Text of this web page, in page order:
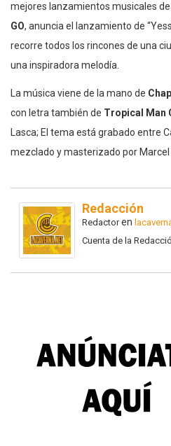
mejores lanzamientos musicales
GO, anuncia el lanzamiento de
recorre todos los rincones de una
una inspiradora melodía.
La música viene de la mano de
con letra también de Tropical Man
Lasca; El tema está grabado entre
mezclado y masterizado por Marcel
Redacción
Redactoren
Cuenta de la